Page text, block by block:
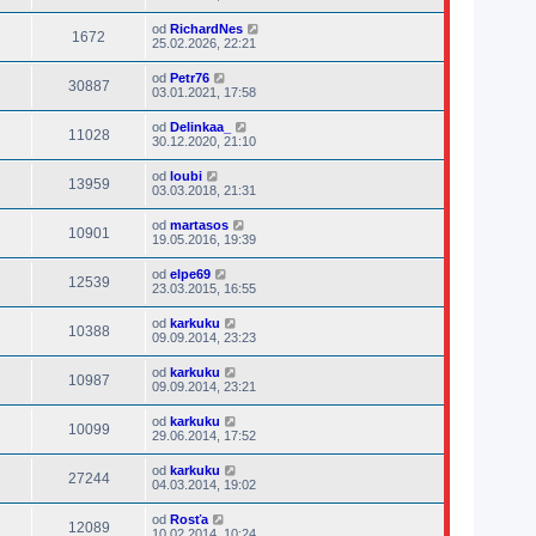
1672 od RichardNes
25.02.2026, 22:21
30887 od Petr76
03.01.2021, 17:58
11028 od Delinkaa_
30.12.2020, 21:10
13959 od loubi
03.03.2018, 21:31
10901 od martasos
19.05.2016, 19:39
12539 od elpe69
23.03.2015, 16:55
10388 od karkuku
09.09.2014, 23:23
10987 od karkuku
09.09.2014, 23:21
10099 od karkuku
29.06.2014, 17:52
27244 od karkuku
04.03.2014, 19:02
12089 od Rosťa